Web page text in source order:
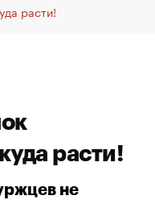
расти!
расти!
не